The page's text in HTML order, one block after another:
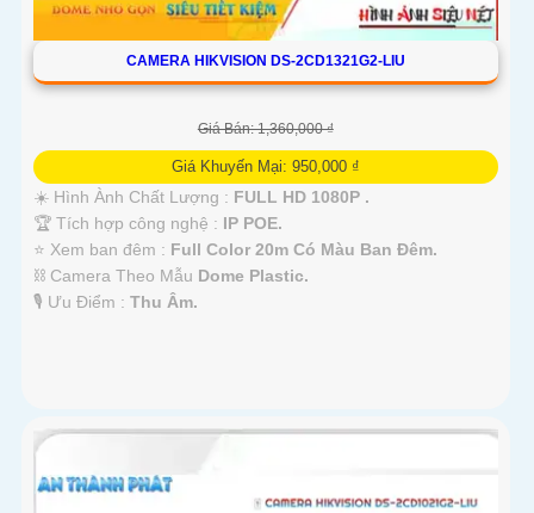
CAMERA HIKVISION DS-2CD1321G2-LIU
Giá Bán: 1,360,000 ₫
Giá Khuyến Mại: 950,000 ₫
☀️ Hình Ành Chất Lượng : FULL HD 1080P .
🏆 Tích hợp công nghệ : IP POE.
⭐ Xem ban đêm : Full Color 20m Có Màu Ban Ðêm.
⛓ Camera Theo Mẫu Dome Plastic.
️🎙 Ưu Điểm : Thu Âm.